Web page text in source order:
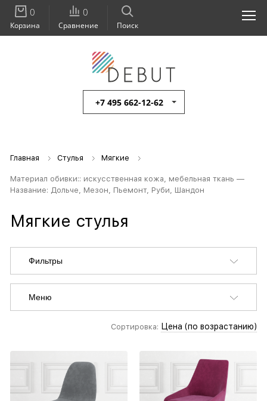
+7 495 662-12-62
Поиск
0
Сравнение
0
Корзина
Главная Стулья Мягкие
Материал обивки:: искусственная кожа, мебельная ткань —
Название: Дольче, Мезон, Пьемонт, Руби, Шандон
Мягкие стулья
Фильтры
Меню
Сортировка: Цена (по возрастанию)